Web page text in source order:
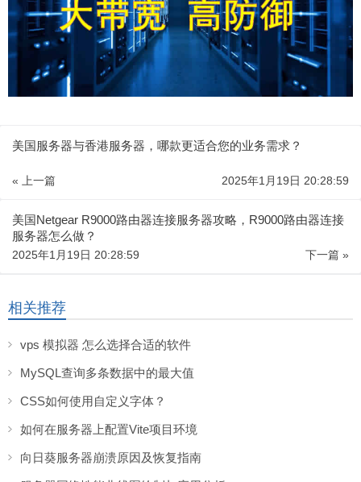
美国服务器与香港服务器，哪款更适合您的业务需求？
« 上一篇 2025年1月19日 20:28:59
美国Netgear R9000路由器连接服务器攻略，R9000路由器连接
服务器怎么做？
下一篇 »
2025年1月19日 20:28:59
相关推荐
vps 模拟器 怎么选择合适的软件
MySQL查询多条数据中的最大值
CSS如何使用自定义字体？
如何在服务器上配置Vite项目环境
向日葵服务器崩溃原因及恢复指南